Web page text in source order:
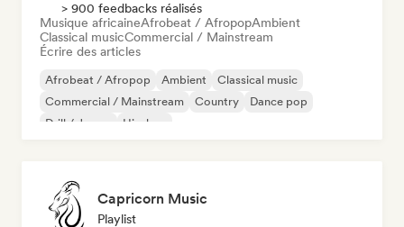
> 900 feedbacks réalisés
Musique africaineAfrobeat / AfropopAmbient
Classical musicCommercial / Mainstream
Écrire des articles
Afrobeat / Afropop Ambient
Classical music
Commercial / Mainstream
Country
Dance pop
Drill / Jersey
Hip-hop
Capricorn Music
Playlist